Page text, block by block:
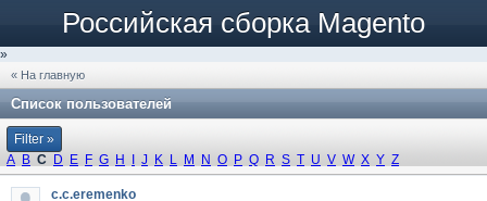
Российская сборка Magento
»
« На главную
Список пользователей
Filter »
A B C D E F G H J K L M N O P Q R S T U V W X Y Z
c.c.eremenko